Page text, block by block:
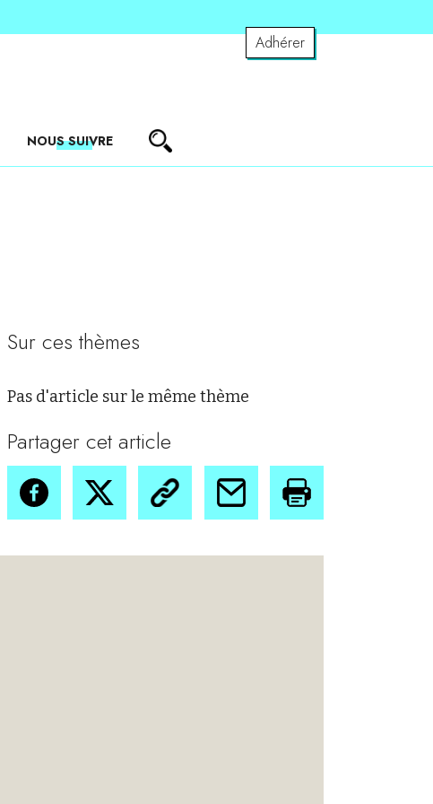
Adhérer
NOUS SUIVRE
Sur ces thèmes
Pas d'article sur le même thème
Partager cet article